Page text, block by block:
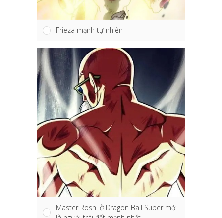
Frieza mạnh tự nhiên
Master Roshi ở Dragon Ball Super mới